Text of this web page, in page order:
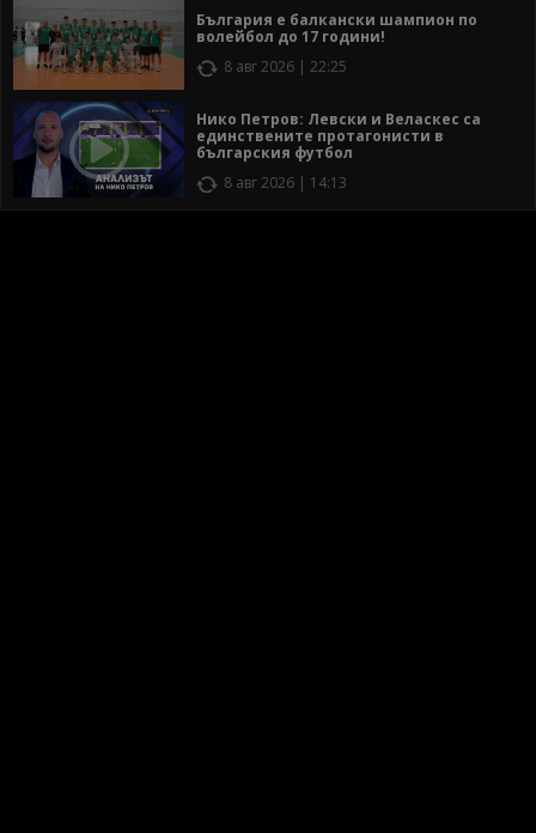
България е балкански шампион по
волейбол до 17 години!
8 авг 2026 | 22:25
Нико Петров: Левски и Веласкес са
единствените протагонисти в
българския футбол
8 авг 2026 | 14:13